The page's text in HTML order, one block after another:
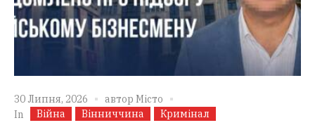
30 Липня, 2026 автор Місто
In
Війна Вінниччина Кримінал